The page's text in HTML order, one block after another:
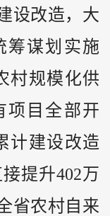
设改造，大
筹谋划实施
村规模化供
项目全部开
计建设改造
提升402万
省农村自来